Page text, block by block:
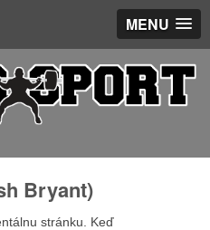
MENU
Bryant)
stránku. Keď